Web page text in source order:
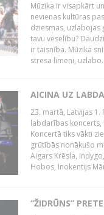
Mūzika ir visapkārt
nevienas kultūras
dziesmas, uzlabojas
tavu veselību?
ir taisnība. Mūzika
stresa līmeni,
AICINA UZ
23. martā, Latvijas 1.
labdarības koncerts,
Koncertā tiks vākti
grūtībās nonākušo
Aigars Krēsla,
Hobos, Inokentijs
“ŽIDRŪNS”